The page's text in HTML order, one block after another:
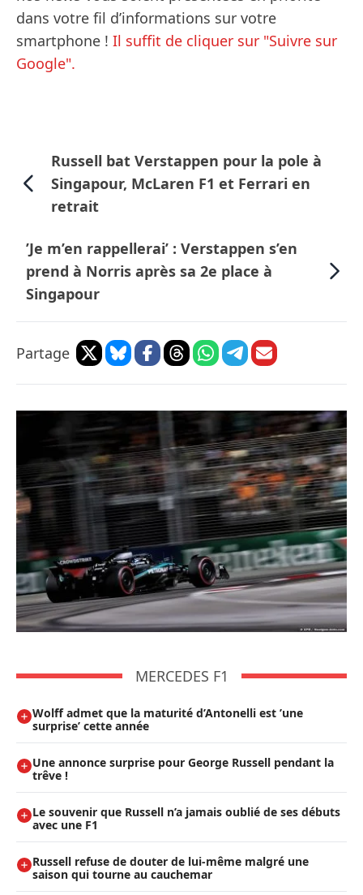
dans votre fil d’informations sur votre
smartphone ! Il suffit de cliquer sur "Suivre sur
Google".
Russell bat Verstappen pour la pole à
Singapour, McLaren F1 et Ferrari en
retrait
’Je m’en rappellerai’ : Verstappen s’en
prend à Norris après sa 2e place à
Singapour
Partage
MERCEDES F1
Wolff admet que la maturité d’Antonelli est ’une
surprise’ cette année
Une annonce surprise pour George Russell pendant la
trêve !
Le souvenir que Russell n’a jamais oublié de ses débuts
avec une F1
Russell refuse de douter de lui-même malgré une
saison qui tourne au cauchemar